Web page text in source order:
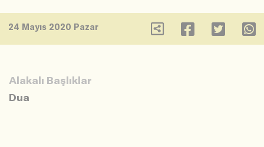
24 Mayıs 2020 Pazar
Alakalı Başlıklar
Dua